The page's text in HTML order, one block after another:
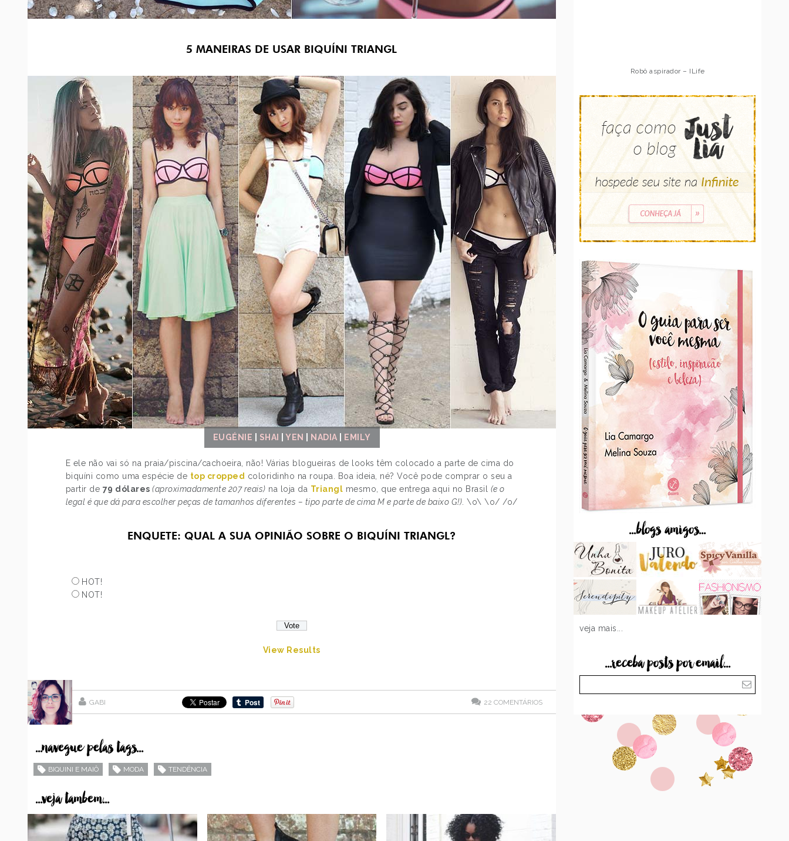
5 MANEIRAS DE USAR BIQUÍNI TRIANGL
EUGÉNIE SHAI |YEN NADIA EMILY
E ele não vai só na praia/piscina/cachoeira, não! Várias blogueiras de looks têm colocado a parte de cima do
biquíni como uma espécie de top cropped coloridinho na roupa. Boa ideia, né? Você pode comprar o seu a
partir de 79 dólares(aproximadamente 207 reais) na loja da Triangl mesmo, que entrega aqui no Brasil (e o
legal é que dá para escolher peças de tamanhos diferentes – tipo parte de cima M e parte de baixo G!) . \o\ \o/ /o/
ENQUETE: QUAL A SUA OPINIÃO SOBRE O BIQUÍNI TRIANGL?
HOT!
NOT!
View Results
GABI 22 COMENTÁRIOS
...navegue pelas tags...
BIQUINI E MAIÔ MODA TENDÊNCIA
...veja tambem...
Robô aspirador – Multilaser
...blogs amigos...
veja mais...
...receba posts por email...